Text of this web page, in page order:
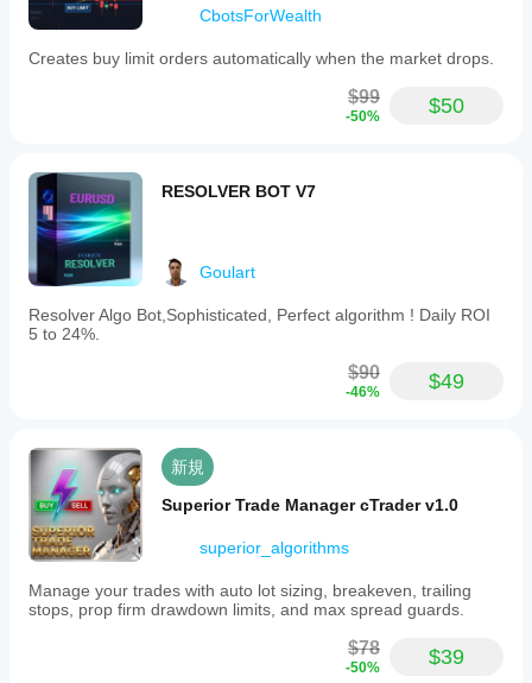
は、過去
ータを使
す。
適化
する
こと
で、
大幅
に向
上さ
せる
こと
がで
きま
す。
調整
きで
フォ
ルト
のパ
ラメ
ータ
ーで
開始
する
適化
ファ
イル
を使
用す
とも
でき
はす
べて
の口
座で
同じ
ォー
す
か？
パフ
ォー
マン
スは
ーカ
ーの
CbotsForWealth
Creates buy limit orders automatically when the market drops.
$99
-50% $50
RESOLVER BOT V7
Goulart
Resolver Algo Bot,Sophisticated, Perfect algorithm ! Daily ROI
5 to 24%.
$90
-46% $49
新規
Superior Trade Manager cTrader v1.0
superior_algorithms
Manage your trades with auto lot sizing, breakeven, trailing
stops, prop firm drawdown limits, and max spread guards.
$78
-50% $39